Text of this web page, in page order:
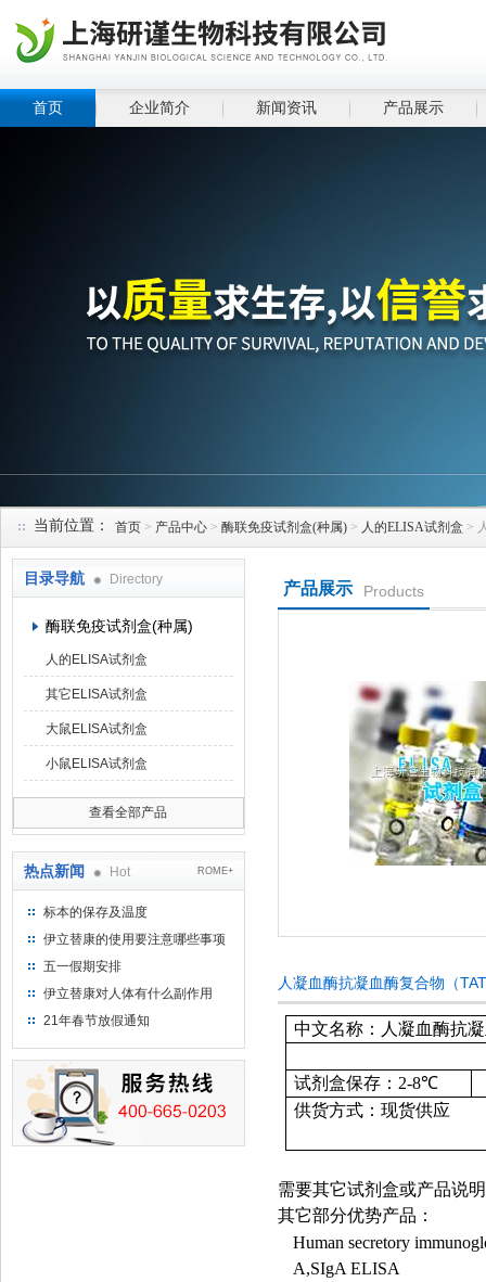
首页 企业简介 新闻资讯 产品展示
当前位置： 首页 > 产品中心 > 酶联免疫试剂盒(种属) > 人的ELISA试剂盒 >
目录导航 Directory
酶联免疫试剂盒(种属)
人的ELISA试剂盒
其它ELISA试剂盒
大鼠ELISA试剂盒
小鼠ELISA试剂盒
查看全部产品
热点新闻 Hot ROME+
标本的保存及温度
伊立替康的使用要注意哪些事项
五一假期安排
伊立替康对人体有什么副作用
21年春节放假通知
产品展示 Products
人凝血酶抗凝血酶复合物（
中文名称：人凝血酶抗
试剂盒保存： 2-8℃
供货方式：现货供应
需要其它试剂盒或产品说
其它部分优势产品：
Human secretory
A,SIgA ELISA